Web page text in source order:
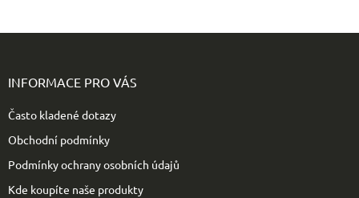
INFORMACE PRO VÁS
Často kladené dotazy
Obchodní podmínky
Podmínky ochrany osobních údajů
Kde koupíte naše produkty